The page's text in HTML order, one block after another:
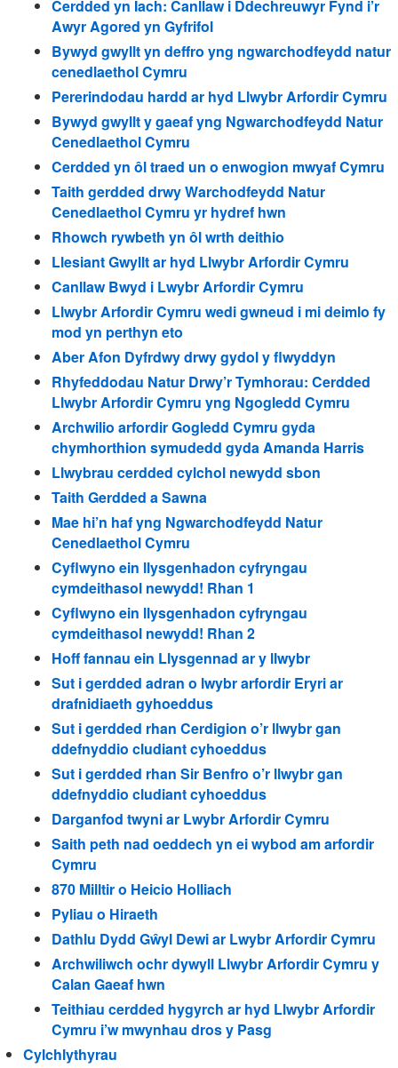
Cerdded yn Iach: Canllaw i Ddechreuwyr Fynd i’r
Awyr Agored yn Gyfrifol
Bywyd gwyllt yn deffro yng ngwarchodfeydd natur
cenedlaethol Cymru
Pererindodau hardd ar hyd Llwybr Arfordir Cymru
Bywyd gwyllt y gaeaf yng Ngwarchodfeydd Natur
Cenedlaethol Cymru
Cerdded yn ôl traed un o enwogion mwyaf Cymru
Taith gerdded drwy Warchodfeydd Natur
Cenedlaethol Cymru yr hydref hwn
Rhowch rywbeth yn ôl wrth deithio
Llesiant Gwyllt ar hyd Llwybr Arfordir Cymru
Canllaw Bwyd i Lwybr Arfordir Cymru
Llwybr Arfordir Cymru wedi gwneud i mi deimlo fy
mod yn perthyn eto
Aber Afon Dyfrdwy drwy gydol y flwyddyn
Rhyfeddodau Natur Drwy’r Tymhorau: Cerdded
Llwybr Arfordir Cymru yng Ngogledd Cymru
Archwilio arfordir Gogledd Cymru gyda
chymhorthion symudedd gyda Amanda Harris
Llwybrau cerdded cylchol newydd sbon
Taith Gerdded a Sawna
Mae hi’n haf yng Ngwarchodfeydd Natur
Cenedlaethol Cymru
Cyflwyno ein llysgenhadon cyfryngau
cymdeithasol newydd! Rhan 1
Cyflwyno ein llysgenhadon cyfryngau
cymdeithasol newydd! Rhan 2
Hoff fannau ein Llysgennad ar y llwybr
Sut i gerdded adran o lwybr arfordir Eryri ar
drafnidiaeth gyhoeddus
Sut i gerdded rhan Cerdigion o’r llwybr gan
ddefnyddio cludiant cyhoeddus
Sut i gerdded rhan Sir Benfro o’r llwybr gan
ddefnyddio cludiant cyhoeddus
Darganfod twyni ar Lwybr Arfordir Cymru
Saith peth nad oeddech yn ei wybod am arfordir
Cymru
870 Milltir o Heicio Holliach
Pyliau o Hiraeth
Dathlu Dydd Gŵyl Dewi ar Lwybr Arfordir Cymru
Archwiliwch ochr dywyll Llwybr Arfordir Cymru y
Calan Gaeaf hwn
Teithiau cerdded hygyrch ar hyd Llwybr Arfordir
Cymru i’w mwynhau dros y Pasg
Cylchlythyrau